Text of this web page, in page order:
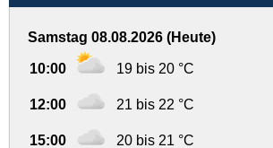
Samstag 08.08.2026 (Heute)
10:00 19 bis 20 °C
12:00 21 bis 22 °C
15:00 20 bis 21 °C